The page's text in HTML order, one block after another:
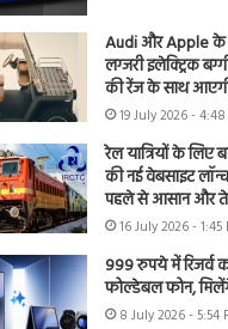
Audi और Apple के
लग्जरी इलेक्ट्रिक
की रेंज के साथ
19 July 2026 -
रेल यात्रियों के लिए
की नई वेबसाइट
पहले से आसान और
16 July 2026 - 1:45
999 रुपये में रिजर्व
फोल्डेबल फोन,
8 July 2026 - 5:54